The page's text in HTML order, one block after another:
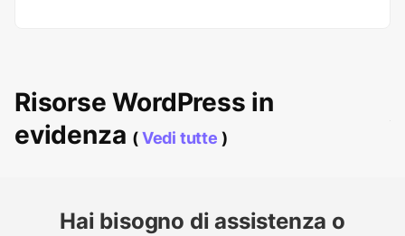
Risorse WordPress in
evidenza (Vedi tutte )
Hai bisogno di assistenza o